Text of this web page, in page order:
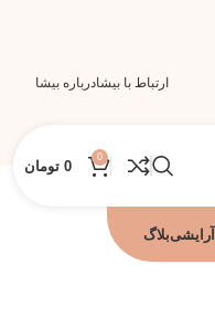
ارتباط با بیشادرباره بیشا
0
0 تومان
آرایشیبلاگ